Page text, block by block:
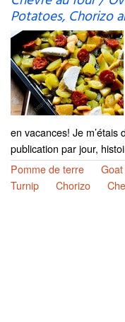
Potatoes, Chorizo
en vacances! Je m’étais
publication par jour,
Pomme de terre
Turnip
Chorizo